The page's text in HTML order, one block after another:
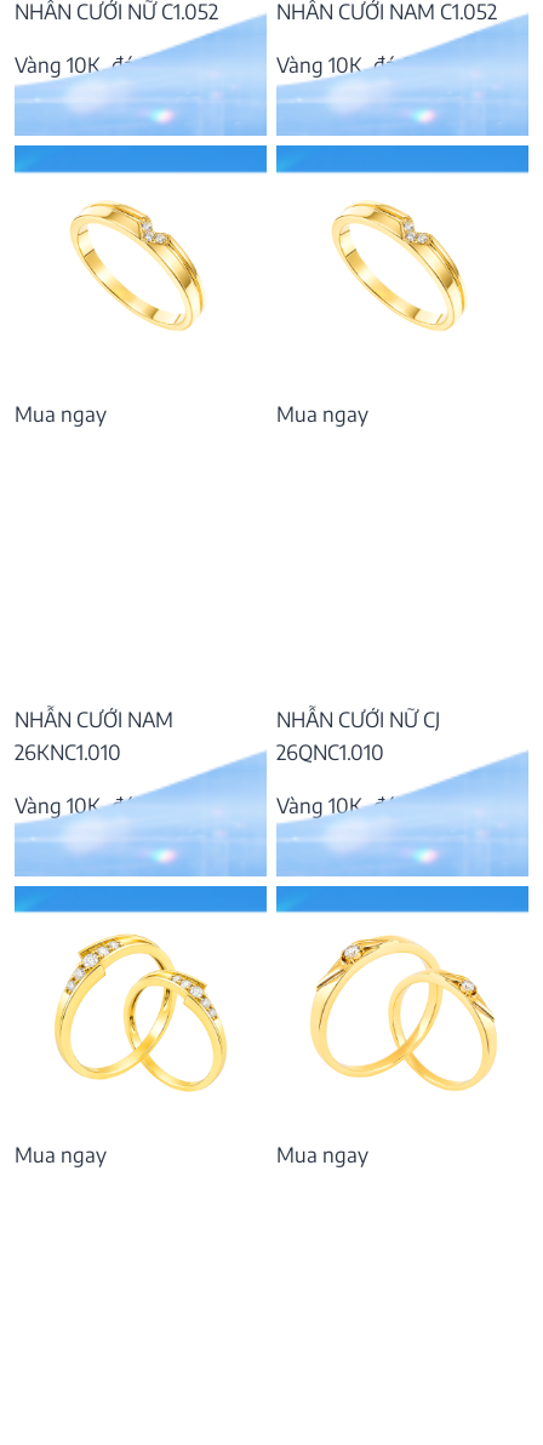
NHẪN CƯỚI NỮ C1.052
Vàng 10K, đá CZ
6.395.000₫
NHẪN CƯỚI NAM C1.052
Vàng 10K, đá CZ
9.640.000₫
Mua ngay
NHẪN CƯỚI NAM
26KNC1.010
Vàng 10K, đá CZ
12.155.000₫
Mua ngay
NHẪN CƯỚI NỮ CJ
26QNC1.010
Vàng 10K, đá CZ
9.192.000₫
Mua ngay Mua ngay